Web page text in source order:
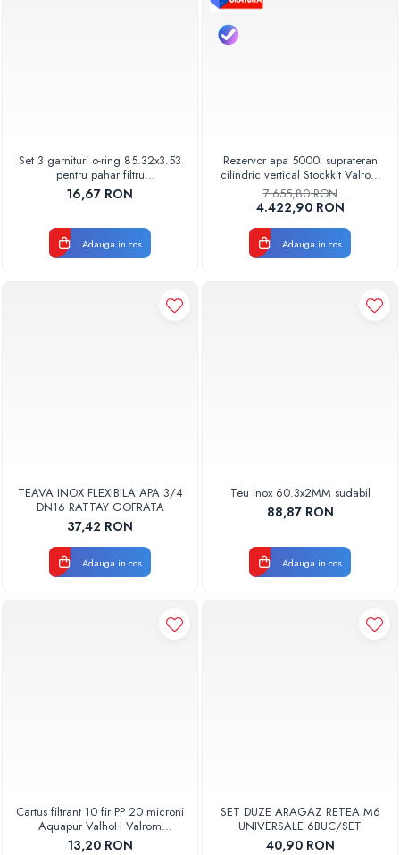
Set 3 garnituri o-ring 85.32x3.53
pentru pahar filtru
AQUA06030000000
16,67 RON
Adauga in cos
Rezervor apa 5000l suprateran
cilindric vertical Stockkit Valrom
49020150000
7.655,80 RON
4.422,90 RON
Adauga in cos
TEAVA INOX FLEXIBILA APA 3/4
DN16 RATTAY GOFRATA
37,42 RON
Adauga in cos
Teu inox 60.3x2MM sudabil
88,87 RON
Adauga in cos
Cartus filtrant 10 fir PP 20 microni
Aquapur ValhoH Valrom
AQUA07000210020
13,20 RON
SET DUZE ARAGAZ RETEA M6
UNIVERSALE 6BUC/SET
40,90 RON